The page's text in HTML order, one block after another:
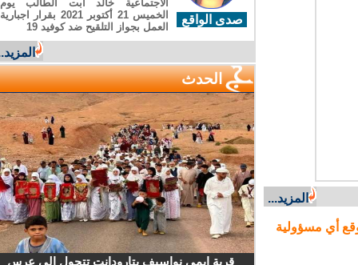
المزيد...
أي مسؤولية
صدى الواقع
الاجتماعية خالد أبت الطالب يوم
الخميس 21 أكتوبر 2021 بقرار اجبارية
العمل بجواز التلقيح ضد كوفيد 19
المزيد...
الحدث
قرية إيمي نواسيف بتارودانت تتحول الى عرس